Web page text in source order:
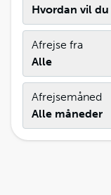
Hvordan vil du
Afrejse fra
Alle
Afrejsemåned
Alle måneder